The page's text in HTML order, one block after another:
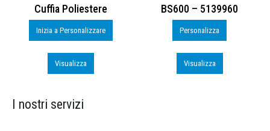
Cuffia Poliestere
Inizia a Personalizzare
Visualizza
BS600 – 5139960
Personalizza
Visualizza
I nostri servizi